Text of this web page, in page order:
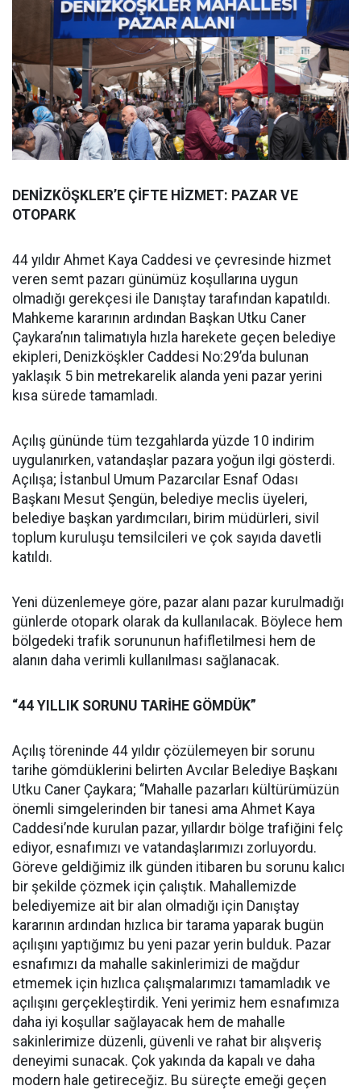
DENİZKÖŞKLER’E ÇİFTE HİZMET: PAZAR VE
OTOPARK
44 yıldır Ahmet Kaya Caddesi ve çevresinde hizmet
veren semt pazarı günümüz koşullarına uygun
olmadığı gerekçesi ile Danıştay tarafından kapatıldı.
Mahkeme kararının ardından Başkan Utku Caner
Çaykara’nın talimatıyla hızla harekete geçen belediye
ekipleri, Denizköşkler Caddesi No:29’da bulunan
yaklaşık 5 bin metrekarelik alanda yeni pazar yerini
kısa sürede tamamladı.
Açılış gününde tüm tezgahlarda yüzde 10 indirim
uygulanırken, vatandaşlar pazara yoğun ilgi gösterdi.
Açılışa; İstanbul Umum Pazarcılar Esnaf Odası
Başkanı Mesut Şengün, belediye meclis üyeleri,
belediye başkan yardımcıları, birim müdürleri, sivil
toplum kuruluşu temsilcileri ve çok sayıda davetli
katıldı.
Yeni düzenlemeye göre, pazar alanı pazar kurulmadığı
günlerde otopark olarak da kullanılacak. Böylece hem
bölgedeki trafik sorununun hafifletilmesi hem de
alanın daha verimli kullanılması sağlanacak.
“44 YILLIK SORUNU TARİHE GÖMDÜK”
Açılış töreninde 44 yıldır çözülemeyen bir sorunu
tarihe gömdüklerini belirten Avcılar Belediye Başkanı
Utku Caner Çaykara; “Mahalle pazarları kültürümüzün
önemli simgelerinden bir tanesi ama Ahmet Kaya
Caddesi’nde kurulan pazar, yıllardır bölge trafiğini felç
ediyor, esnafımızı ve vatandaşlarımızı zorluyordu.
Göreve geldiğimiz ilk günden itibaren bu sorunu kalıcı
bir şekilde çözmek için çalıştık. Mahallemizde
belediyemize ait bir alan olmadığı için Danıştay
kararının ardından hızlıca bir tarama yaparak bugün
açılışını yaptığımız bu yeni pazar yerin bulduk. Pazar
esnafımızı da mahalle sakinlerimizi de mağdur
etmemek için hızlıca çalışmalarımızı tamamladık ve
açılışını gerçekleştirdik. Yeni yerimiz hem esnafımıza
daha iyi koşullar sağlayacak hem de mahalle
sakinlerimize düzenli, güvenli ve rahat bir alışveriş
deneyimi sunacak. Çok yakında da kapalı ve daha
modern hale getireceğiz. Bu süreçte emeği geçen